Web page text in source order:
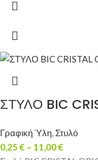
ΣΤΥΛΟ BIC
Γραφική Ύλη, Στυλό
0,25 € – 11,00€